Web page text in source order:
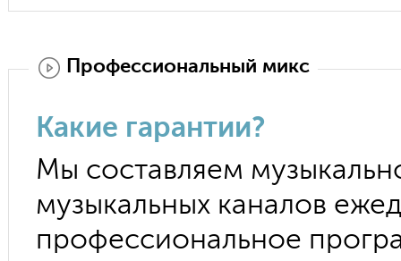
Какие гарантии?
Мы составляем
музыкальных каналов
профессиональное
Профессиональный микс